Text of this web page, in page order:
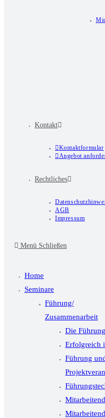
Kontakt
Kontaktformular
Angebot
Rechtliches
AGB
Impressum
Menü Schließen
Home
Seminare
Führung/
Zusammenarbeit
Die
Erfolgreich
Führung